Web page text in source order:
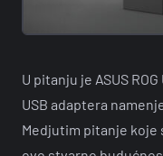
U pitanju je ASUS
USB adaptera
Medjutim pitanje koje